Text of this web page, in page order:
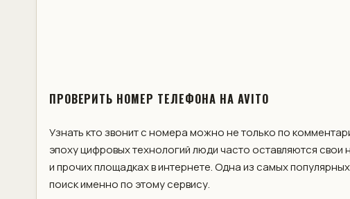
ПРОВЕРИТЬ НОМЕР ТЕЛЕФОНА НА AVITO
Узнать кто звонит с номера можно не только по
эпоху цифровых технологий люди часто оставляются
и прочих площадках в интернете. Одна из самых
поиск именно по этому сервису.